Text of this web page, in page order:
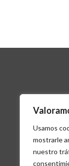
Usamos
mostrarle
nuestro